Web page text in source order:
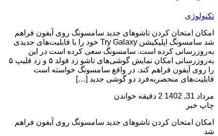
تکنولوژی
امکان امتحان کردن تاشوهای جدید سامسونگ روی آیفون فراهم
شد سامسونگ اپلیکیشن Try Galaxy خود را با قابلیت‌های جدیدی
به‌روزرسانی کرده است. سامسونگ سعی کرده است در این
به‌روزرسانی امکان نمایش گوشی‌های تاشو زد فولد ۵ و زد فلیپ ۵
را روی آیفون فراهم کند. در واقع سامسونگ خواسته است
قابلیت‌های منحصر‌به‌فرد دو گوشی جدید […]
مرداد 31, 1402
2 دقیقه خواندن
چاپ خبر
امکان امتحان کردن تاشوهای جدید سامسونگ روی آیفون فراهم
شد